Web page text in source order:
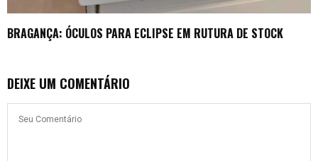
BRAGANÇA: ÓCULOS PARA ECLIPSE EM RUTURA DE STOCK
DEIXE UM COMENTÁRIO